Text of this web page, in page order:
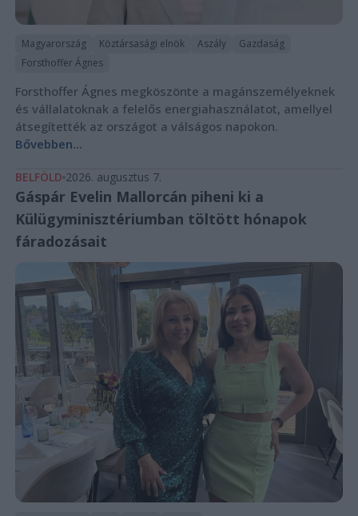
Magyarország Köztársasági elnök Aszály
Gazdaság
Forsthoffer Ágnes
Forsthoffer Ágnes megköszönte a magánszemélyeknek
és vállalatoknak a felelős energiahasználatot, amellyel
átsegítették az országot a válságos napokon.
Bővebben...
BELFÖLD 2026. augusztus 7.
Gáspár Evelin Mallorcán piheni ki a
Külügyminisztériumban töltött hónapok
fáradozásait